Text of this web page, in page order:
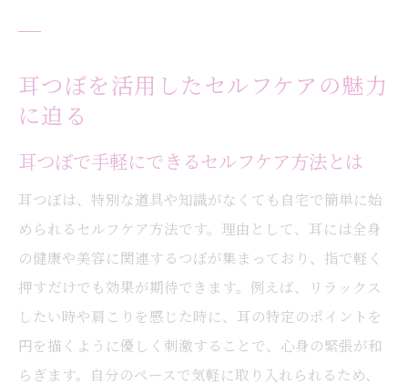
耳つぼを活用したセルフケアの魅力
に迫る
耳つぼで手軽にできるセルフケア方法とは
耳つぼは、特別な道具や知識がなくても自宅で簡単に始
められるセルフケア方法です。理由として、耳には全身
の健康や美容に関連するつぼが集まっており、指で軽く
押すだけでも効果が期待できます。例えば、リラックス
したい時や肩こりを感じた時に、耳の特定のポイントを
円を描くように優しく刺激することで、心身の緊張が和
らぎます。自分のペースで気軽に取り入れられるため、